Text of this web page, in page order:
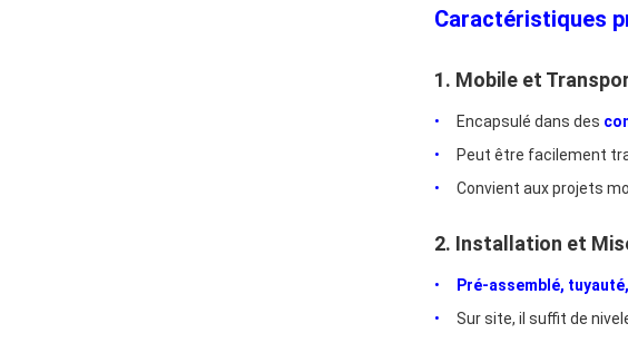
Caractéristiques
1. Mobile et
Encapsulé dans des
Peut être facilement
Convient aux projets
2. Installation et
Pré-assemblé,
Sur site, il suffit de